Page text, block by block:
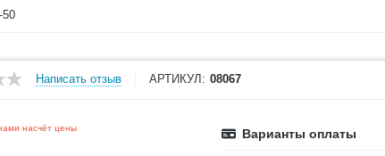
50
Написать отзыв АРТИКУЛ: 08067
насчёт цены Варианты оплаты